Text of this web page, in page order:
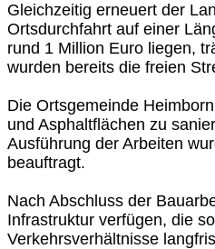
Gleichzeitig erneuert der
Ortsdurchfahrt auf einer
rund 1 Million Euro liegen,
wurden bereits die freien
Die Ortsgemeinde
und Asphaltflächen zu
Ausführung der Arbeiten
beauftragt.
Nach Abschluss der
Infrastruktur verfügen, die
Verkehrsverhältnisse